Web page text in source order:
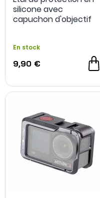
silicone avec
capuchon d'objectif
En stock
9,90 €